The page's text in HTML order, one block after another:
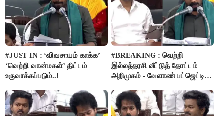
#JUST IN : ‘விவசாயம் காக்க’
‘வெற்றி வான்மகள்’ திட்டம்
உருவாக்கப்படும்..!
#BREAKING : வெற்றி
இல்லத்தரசி வீட்டுத் தோட்டம்
அறிமுகம் - வேளாண் பட்ஜெட்டில்